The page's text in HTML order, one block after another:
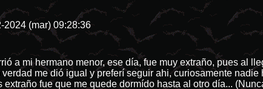
2024 (mar) 09:28:36
a mi hermano menor, ese día, fue muy extraño, pues al
me dió igual y preferí seguir ahi, curiosamente
extraño fue que me quede dormído hasta al otro día...